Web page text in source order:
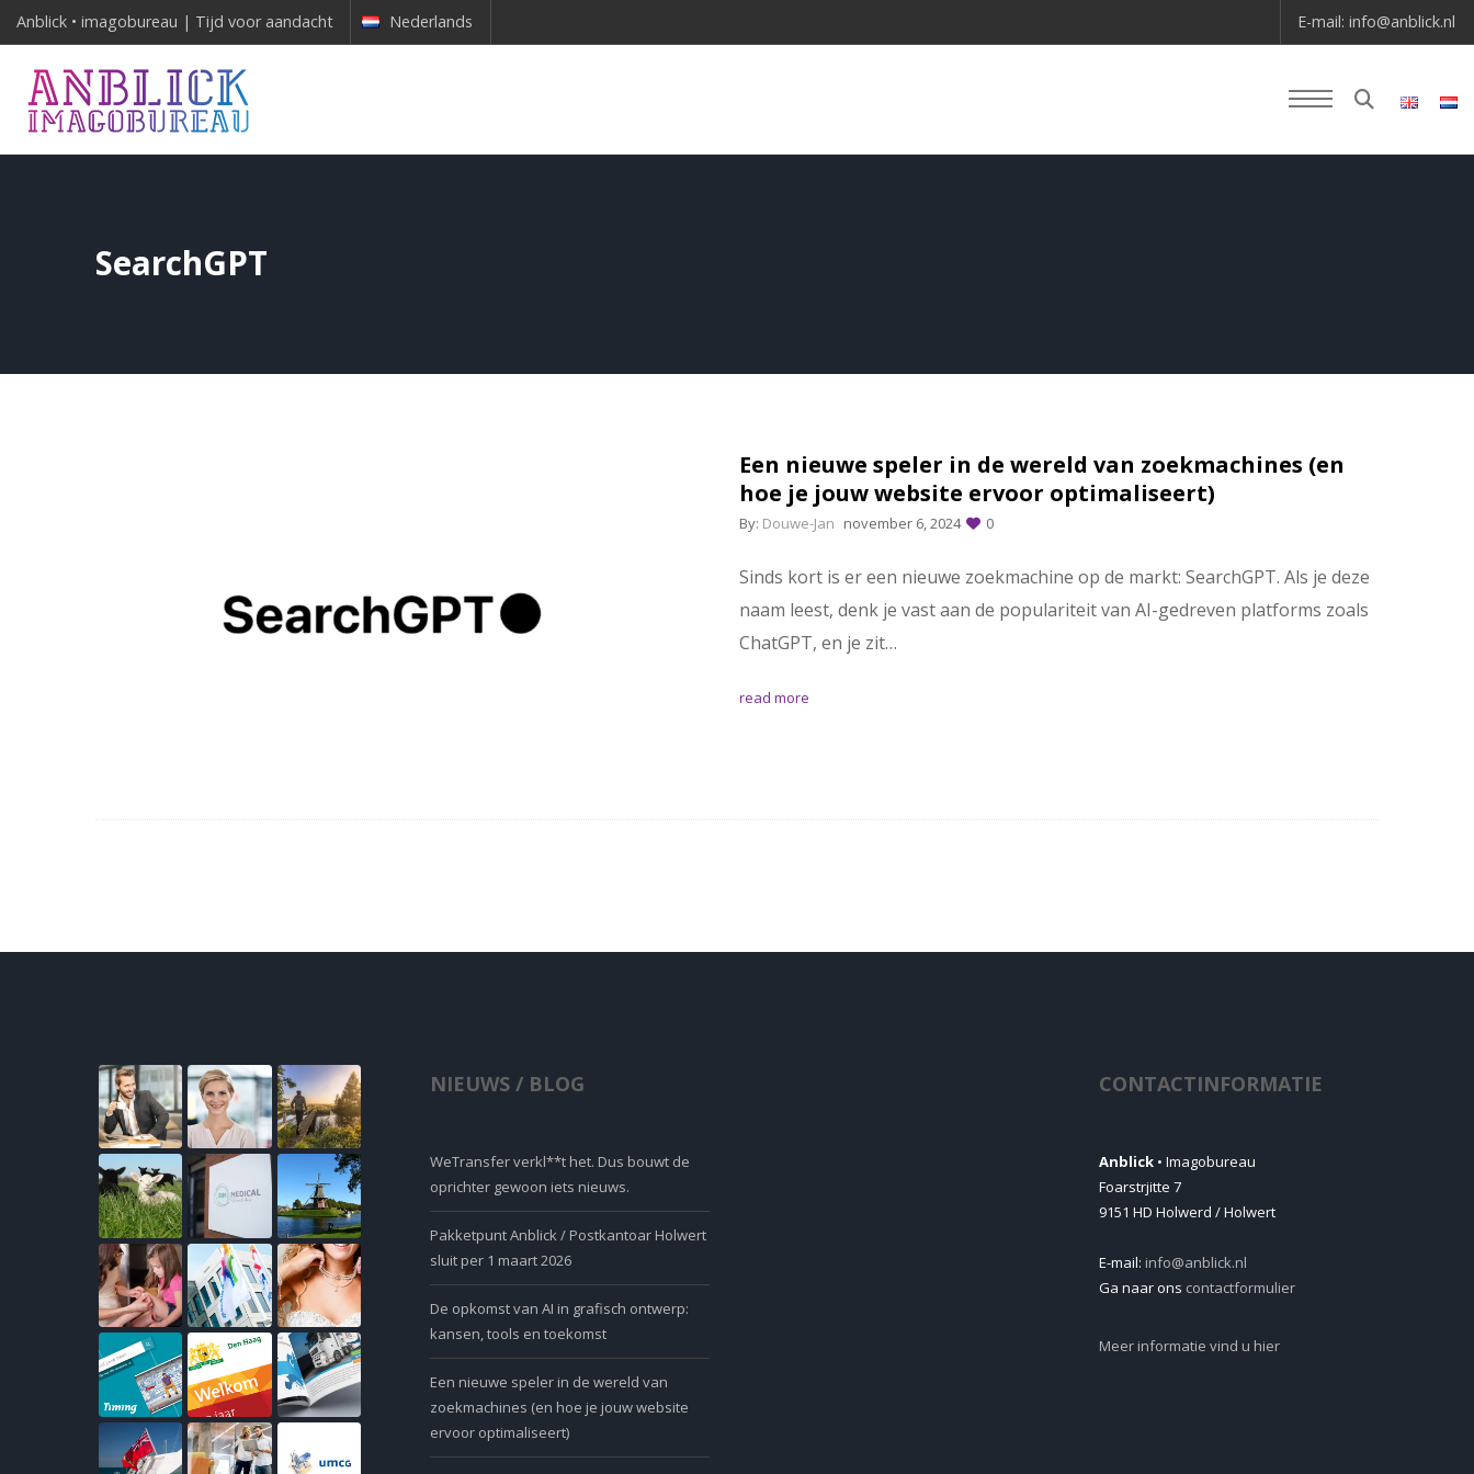
Anblick • imagobureau | Tijd voor aandacht Nederlands E-mail: info@anblick.nl
SearchGPT
Een nieuwe speler in de wereld van zoekmachines (en
hoe je jouw website ervoor optimaliseert)
By: Douwe-Jan november 6, 2024 0
Sinds kort is er een nieuwe zoekmachine op de markt: SearchGPT. Als je deze
naam leest, denk je vast aan de populariteit van AI-gedreven platforms zoals
ChatGPT, en je zit…
read more
NIEUWS / BLOG
WeTransfer verkl**t het. Dus bouwt de
oprichter gewoon iets nieuws.
Pakketpunt Anblick / Postkantoar Holwert
sluit per 1 maart 2026
De opkomst van AI in grafisch ontwerp:
kansen, tools en toekomst
Een nieuwe speler in de wereld van
zoekmachines (en hoe je jouw website
ervoor optimaliseert)
CONTACTINFORMATIE
Anblick • Imagobureau
Foarstrjitte 7
9151 HD Holwerd / Holwert
E-mail: info@anblick.nl
Ga naar ons contactformulier
Meer informatie vind u hier